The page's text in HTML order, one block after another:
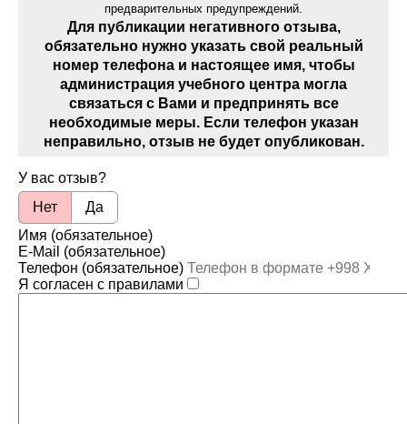
предварительных предупреждений.
Для публикации негативного отзыва,
обязательно нужно указать свой реальный
номер телефона и настоящее имя, чтобы
администрация учебного центра могла
связаться с Вами и предпринять все
необходимые меры. Если телефон указан
неправильно, отзыв не будет опубликован.
У вас отзыв?
Нет
Да
Имя (обязательное)
E-Mail (обязательное)
Телефон (обязательное)
Я согласен с правилами